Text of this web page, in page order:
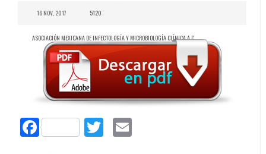
16 NOV, 2017 5120
ASOCIACIÓN MEXICANA DE INFECTOLOGÍA Y MICROBIOLOGÍA CLÍNICA A.C.
FacebookTwitter